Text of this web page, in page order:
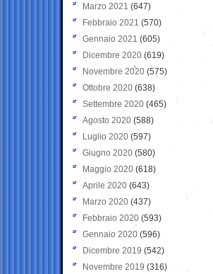
Marzo 2021 (647)
Febbraio 2021 (570)
Gennaio 2021 (605)
Dicembre 2020 (619)
Novembre 2020 (575)
Ottobre 2020 (638)
Settembre 2020(465)
Agosto 2020 (588)
Luglio 2020 (597)
Giugno 2020 (580)
Maggio 2020 (618)
Aprile 2020 (643)
Marzo 2020 (437)
Febbraio 2020 (593)
Gennaio 2020 (596)
Dicembre 2019 (542)
Novembre 2019 (316)